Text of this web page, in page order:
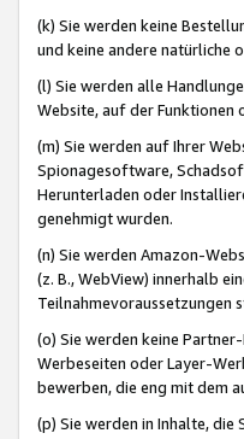
(k) Sie werden keine
und keine andere natürliche
(l) Sie werden alle
Website, auf der Funktionen
(m) Sie werden auf Ihrer
Spionagesoftware,
Herunterladen oder
genehmigt wurden.
(n) Sie werden Amazon-
(z. B., WebView) innerhalb
Teilnahmevoraussetzungen
(o) Sie werden keine
Werbeseiten oder Layer-
bewerben, die eng mit dem
(p) Sie werden in Inhalte,